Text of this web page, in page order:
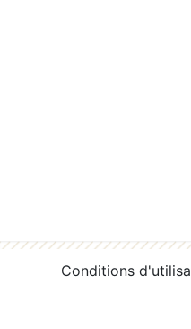
Conditions